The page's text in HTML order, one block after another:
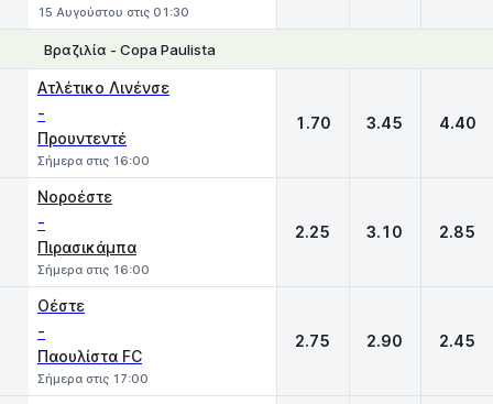
15 Αυγούστου στις 01:30
Βραζιλία - Copa Paulista
Ατλέτικο Λινένσε
-
Προυντεντέ
Σήμερα στις 16:00
1.70 3.45 4.40
Νοροέστε
-
Πιρασικάμπα
Σήμερα στις 16:00
2.25 3.10 2.85
Οέστε
-
Παουλίστα FC
Σήμερα στις 17:00
2.75 2.90 2.45